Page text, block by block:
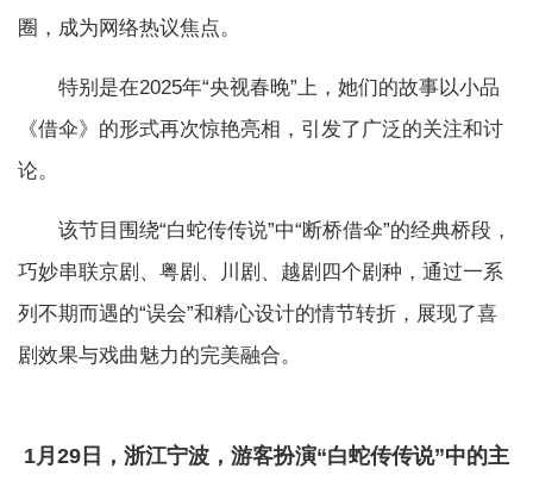
圈，成为网络热议焦点。
特别是在2025年“央视春晚”上，她们的故事以小品
《借伞》的形式再次惊艳亮相，引发了广泛的关注和讨
论。
该节目围绕“白蛇传传说”中“断桥借伞”的经典桥段，
巧妙串联京剧、粤剧、川剧、越剧四个剧种，通过一系
列不期而遇的“误会”和精心设计的情节转折，展现了喜
剧效果与戏曲魅力的完美融合。
1月29日，浙江宁波，游客扮演“白蛇传传说”中的主